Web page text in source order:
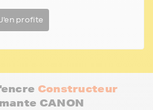
profite
Constructeur
CANON